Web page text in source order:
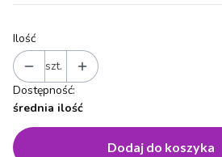
Ilość
szt.
Dostępność:
średnia ilość
Dodaj do koszyka